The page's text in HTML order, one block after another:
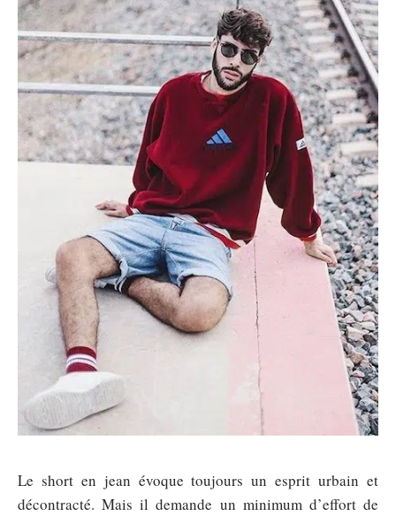
Le short en jean évoque toujours un esprit urbain et
décontracté. Mais il demande un minimum d’effort de